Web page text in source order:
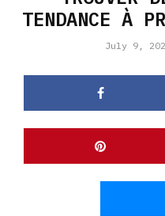
TENDANCE À
July 9,